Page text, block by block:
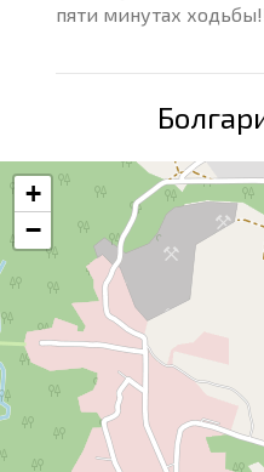
пяти минутах
+
−